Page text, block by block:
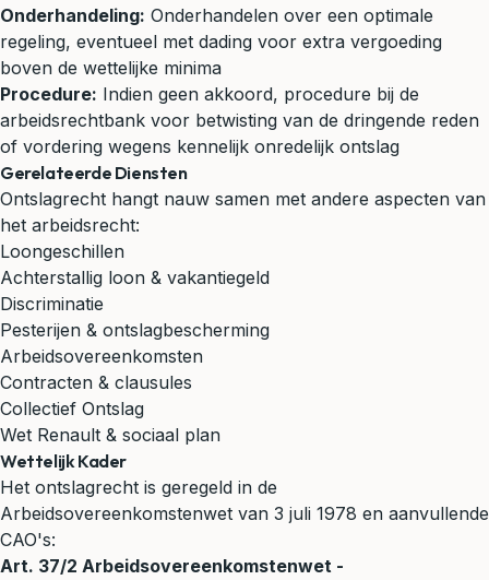
Onderhandeling: Onderhandelen over een optimale
regeling, eventueel met dading voor extra vergoeding
boven de wettelijke minima
Procedure: Indien geen akkoord, procedure bij de
arbeidsrechtbank voor betwisting van de dringende reden
of vordering wegens kennelijk onredelijk ontslag
Gerelateerde Diensten
Ontslagrecht hangt nauw samen met andere aspecten van
het arbeidsrecht:
Loongeschillen
Achterstallig loon & vakantiegeld
Discriminatie
Pesterijen & ontslagbescherming
Arbeidsovereenkomsten
Contracten & clausules
Collectief Ontslag
Wet Renault & sociaal plan
Wettelijk Kader
Het ontslagrecht is geregeld in de
Arbeidsovereenkomstenwet van 3 juli 1978 en aanvullende
CAO's:
Art. 37/2 Arbeidsovereenkomstenwet -